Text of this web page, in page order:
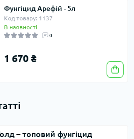
Фунгіцид Арефій - 5л
Код товару: 1137
В наявності
0
1 670 ₴
– топовий фунгіцид